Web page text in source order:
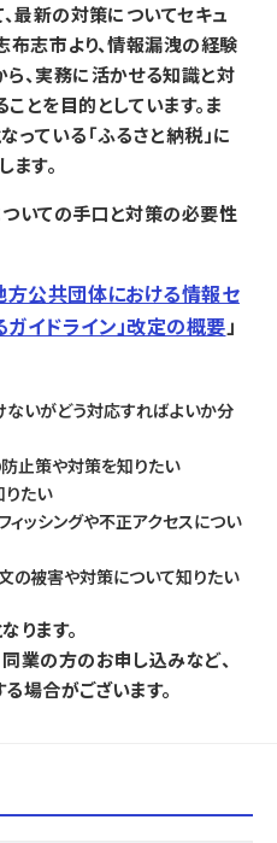
、最新の対策についてセキュ
布志市より、情報漏洩の経験
、実務に活かせる知識と対
とを目的としています。ま
っている「ふるさと納税」に
ます。
いての手口と対策の必要性
方公共団体における情報セ
ガイドライン」改定の概要」
ないがどう対応すればよいか分
止策や対策を知りたい
たい
ッシングや不正アクセスについ
の被害や対策について知りたい
ります。
業の方のお申し込みなど、
場合がございます。